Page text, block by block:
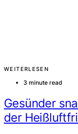
WEITERLESEN
3 minute read
Gesünder
der